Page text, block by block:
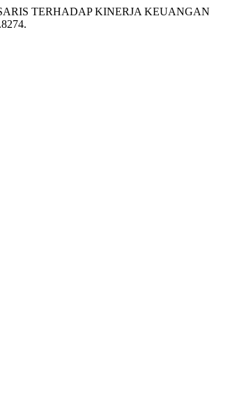
TERHADAP KINERJA KEUANGAN